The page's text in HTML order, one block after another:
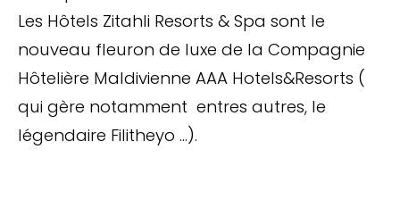
Les Hôtels Zitahli Resorts & Spa sont le
nouveau fleuron de luxe de la Compagnie
Hôtelière Maldivienne AAA Hotels&Resorts (
qui gère notamment entres autres, le
légendaire Filitheyo …).